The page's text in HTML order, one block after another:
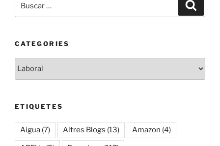
por:
CATEGORIES
ETIQUETES
Aigua (7) Altres Blogs (13) Amazon (4)